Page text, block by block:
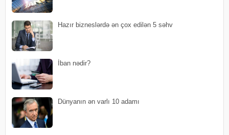
Hazır bizneslərdə ən çox edilən 5 səhv
İban nədir?
Dünyanın ən varlı 10 adamı